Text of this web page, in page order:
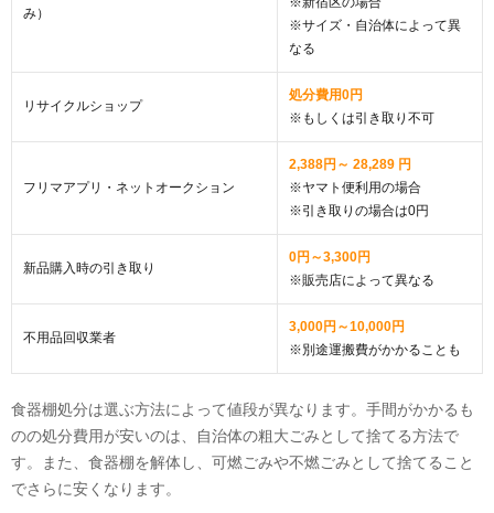
み）
※サイズ・自治体によって異
なる
リサイクルショップ
処分費用0円
※もしくは引き取り不可
フリマアプリ・ネットオークション
2,388円～ 28,289 円
※ヤマト便利用の場合
※引き取りの場合は0円
新品購入時の引き取り
0円～3,300円
※販売店によって異なる
不用品回収業者
3,000円～10,000円
※別途運搬費がかかることも
食器棚処分は選ぶ方法によって値段が異なります。手間がかかるも
のの処分費用が安いのは、自治体の粗大ごみとして捨てる方法で
す。また、食器棚を解体し、可燃ごみや不燃ごみとして捨てること
でさらに安くなります。